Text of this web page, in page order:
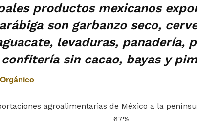
productos mexicanos
son garbanzo seco,
levaduras, panadería,
sin cacao, bayas y